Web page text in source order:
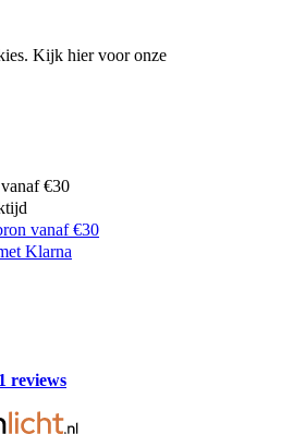
Kijk hier voor onze
€30
vanaf €30
Klarna
reviews